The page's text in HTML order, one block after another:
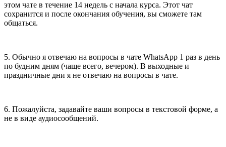
этом чате в течение 14 недель с начала курса. Этот чат
сохранится и после окончания обучения, вы сможете там
общаться.
5. Обычно я отвечаю на вопросы в чате WhatsApp 1 раз в день
по будним дням (чаще всего, вечером). В выходные и
праздничные дни я не отвечаю на вопросы в чате.
6. Пожалуйста, задавайте ваши вопросы в текстовой форме, а
не в виде аудиосообщений.